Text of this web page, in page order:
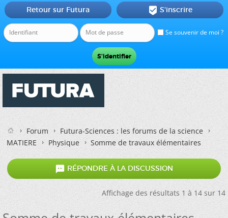
Se souvenir de moi ?
Retour sur Futura  S'inscrire
Forum
Futura-Sciences : les forums de la science
MATIERE
Physique Somme de travaux élémentaires
 RÉPONDRE À LA DISCUSSION
Affichage des résultats 1 à 14 sur 14